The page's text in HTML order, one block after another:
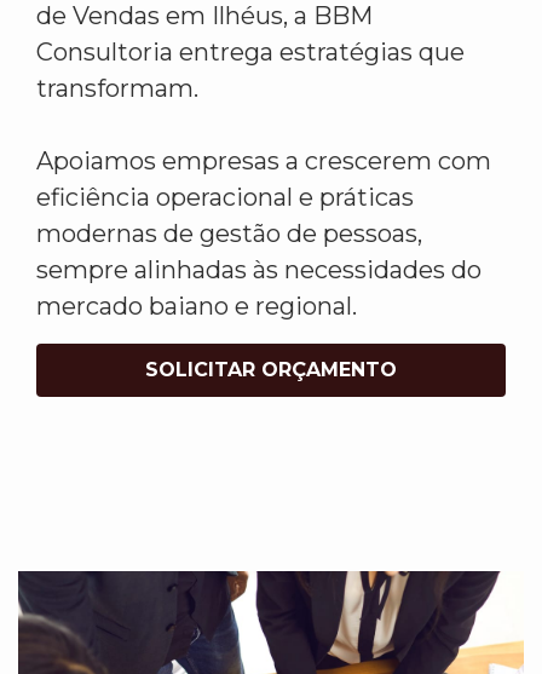
de Vendas em Ilhéus, a BBM
Consultoria entrega estratégias que
transformam.
Apoiamos empresas a crescerem com
eficiência operacional e práticas
modernas de gestão de pessoas,
sempre alinhadas às necessidades do
mercado baiano e regional.
SOLICITAR ORÇAMENTO